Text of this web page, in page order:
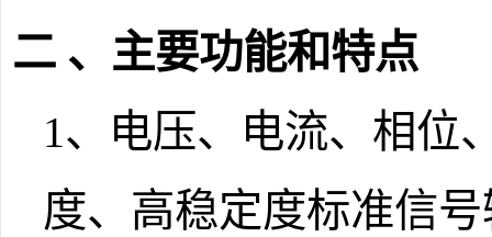
二 、主要功能和特点
1、电压、电流、相位
度、高稳定度标准信